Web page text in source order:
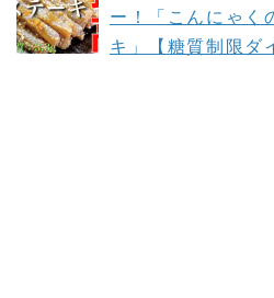
ー！「こんにゃく
キ」【糖質制限ダ